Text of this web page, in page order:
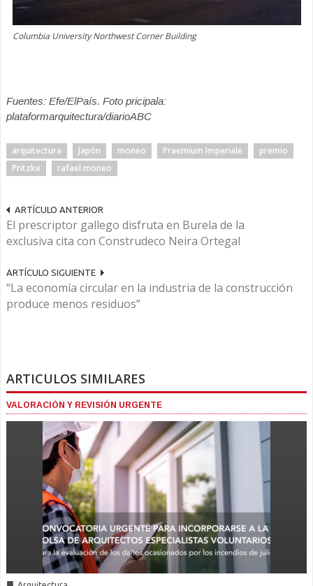
Columbia University Northwest Corner Building
Fuentes: Efe/ElPaís. Foto pricipala:
plataformarquitectura/diarioABC
arquitectura Japón moneo Praemium Imperiale
premio
Pritzke
rafael moneo
ARTÍCULO ANTERIOR
El prescriptor gallego disfruta en Burela de la
exclusiva cita con Construdeco Neira Ortegal
ARTÍCULO SIGUIENTE
“La economía circular en la industria de la construcción
produce menos residuos”
ARTICULOS SIMILARES
VALORACIÓN Y REVISIÓN URGENTE